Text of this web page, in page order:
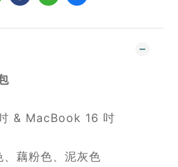
& MacBook 16 吋
、 藕粉色、 泥灰色